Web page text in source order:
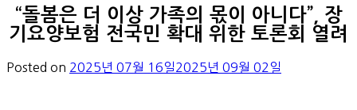
“돌봄은 더 이상 가족의 몫이 아니다”, 장
기요양보험 전국민 확대 위한 토론회 열려
Posted on 2025년 07월 16일2025년 09월 02일